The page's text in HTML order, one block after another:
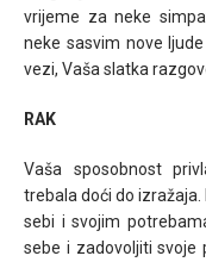
vrijeme za neke
neke sasvim nove
vezi, Vaša slatka
RAK
Vaša sposobnost
trebala doći do
sebi i svojim
sebe i zadovoljiti svoje